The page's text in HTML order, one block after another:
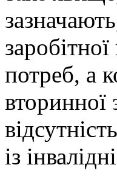
потреб, а
вторинної
із